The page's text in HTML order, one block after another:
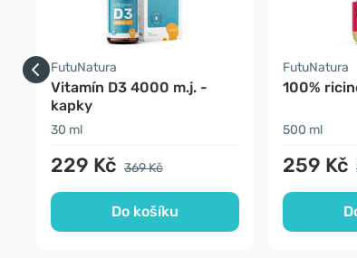
FutuNatura
Vitamín D3 4000 m.j. -
kapky
30 ml
229 Kč 369 Kč
Do košíku
FutuNatura
100%
500 ml
259 Kč